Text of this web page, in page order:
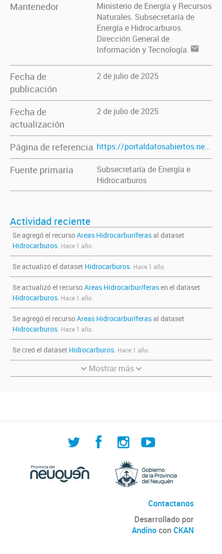
Mantenedor
Ministerio de Energía y Recursos
Naturales. Subsecretaría de
Energía e Hidrocarburos.
Dirección General de
Información y Tecnología.
Fecha de
publicación
2 de julio de 2025
Fecha de
actualización
2 de julio de 2025
Página de referencia https://portaldatosabiertos.neuquen.gov.ar/dataset/hidrocarburos
Fuente primaria
Subsecretaría de Energía e
Hidrocarburos
Actividad reciente
Se agregó el recursoAreas Hidrocarburíferasal dataset
Hidrocarburos. Hace 1 año.
Se actualizó el dataset Hidrocarburos. Hace 1 año.
Se actualizó el recursoAreas Hidrocarburíferasen el dataset
Hidrocarburos. Hace 1 año.
Se agregó el recursoAreas Hidrocarburíferasal dataset
Hidrocarburos. Hace 1 año.
Se creó el dataset Hidrocarburos. Hace 1 año.
Mostrar más
Contactanos
Desarrollado por
Andinocon CKAN